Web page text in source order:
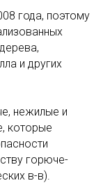
года, поэтому
и других
нежилые и
которые
горюче-
в-в).